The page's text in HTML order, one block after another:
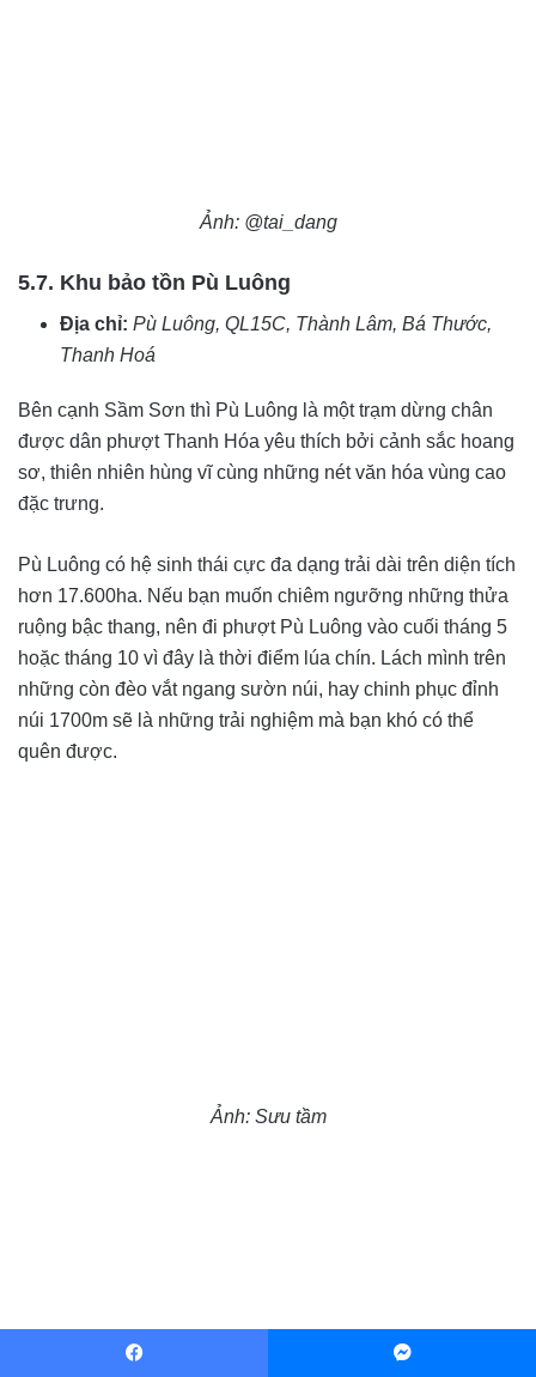
Ảnh: @tai_dang
5.7. Khu bảo tồn Pù Luông
Địa chỉ: Pù Luông, QL15C, Thành Lâm, Bá Thước,
Thanh Hoá
Bên cạnh Sầm Sơn thì Pù Luông là một trạm dừng chân
được dân phượt Thanh Hóa yêu thích bởi cảnh sắc hoang
sơ, thiên nhiên hùng vĩ cùng những nét văn hóa vùng cao
đặc trưng.
Pù Luông có hệ sinh thái cực đa dạng trải dài trên diện tích
hơn 17.600ha. Nếu bạn muốn chiêm ngưỡng những thửa
ruộng bậc thang, nên đi phượt Pù Luông vào cuối tháng 5
hoặc tháng 10 vì đây là thời điểm lúa chín. Lách mình trên
những còn đèo vắt ngang sườn núi, hay chinh phục đỉnh
núi 1700m sẽ là những trải nghiệm mà bạn khó có thể
quên được.
Ảnh: Sưu tầm